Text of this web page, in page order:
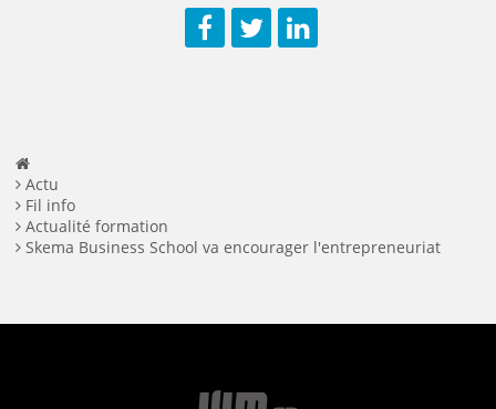
Actu
Fil info
Actualité formation
Skema Business School va encourager l'entrepreneuriat